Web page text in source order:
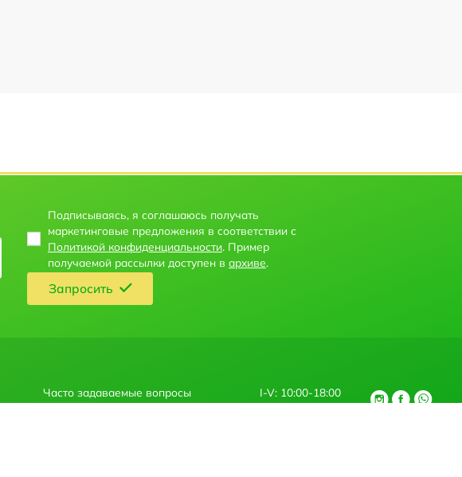
Подписываясь, я соглашаюсь получать
маркетинговые предложения в соответствии с
Политикой конфиденциальности. Пример
получаемой рассылки доступен в архиве.
Запросить
Часто задаваемые вопросы
I-V: 10:00-18:00